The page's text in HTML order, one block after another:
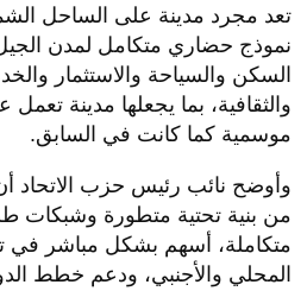
تعد مجرد مدينة على الساحل
نموذج حضاري متكامل لمدن الجيل
السكن والسياحة والاستثمار
والثقافية، بما يجعلها مدينة
موسمية كما كانت في السابق.
وأوضح نائب رئيس حزب الاتحاد
من بنية تحتية متطورة وشبكات
متكاملة، أسهم بشكل مباشر في
المحلي والأجنبي، ودعم خطط